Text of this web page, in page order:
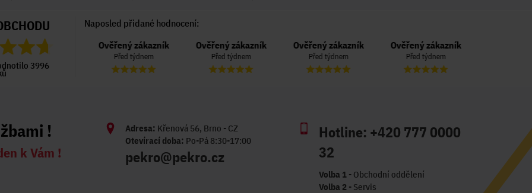
3996
Naposled přidané hodnocení:
Ověřený zákazník
Před 4 dny
Ověřený zákazník
Před týdnem
Ověřený zákazník
Před týdnem
Ověřený zákazník
Před týdnem
Ověřený zákazník
Před týdnem
!
k Vám !
Adresa: Křenová 56, Brno - CZ
Otevírací doba: Po-Pá 8:30-17:00
pekro@pekro.cz
Hotline: +420 777 0000
32
Volba 1 - Obchodní oddělení
Volba 2 - Servis